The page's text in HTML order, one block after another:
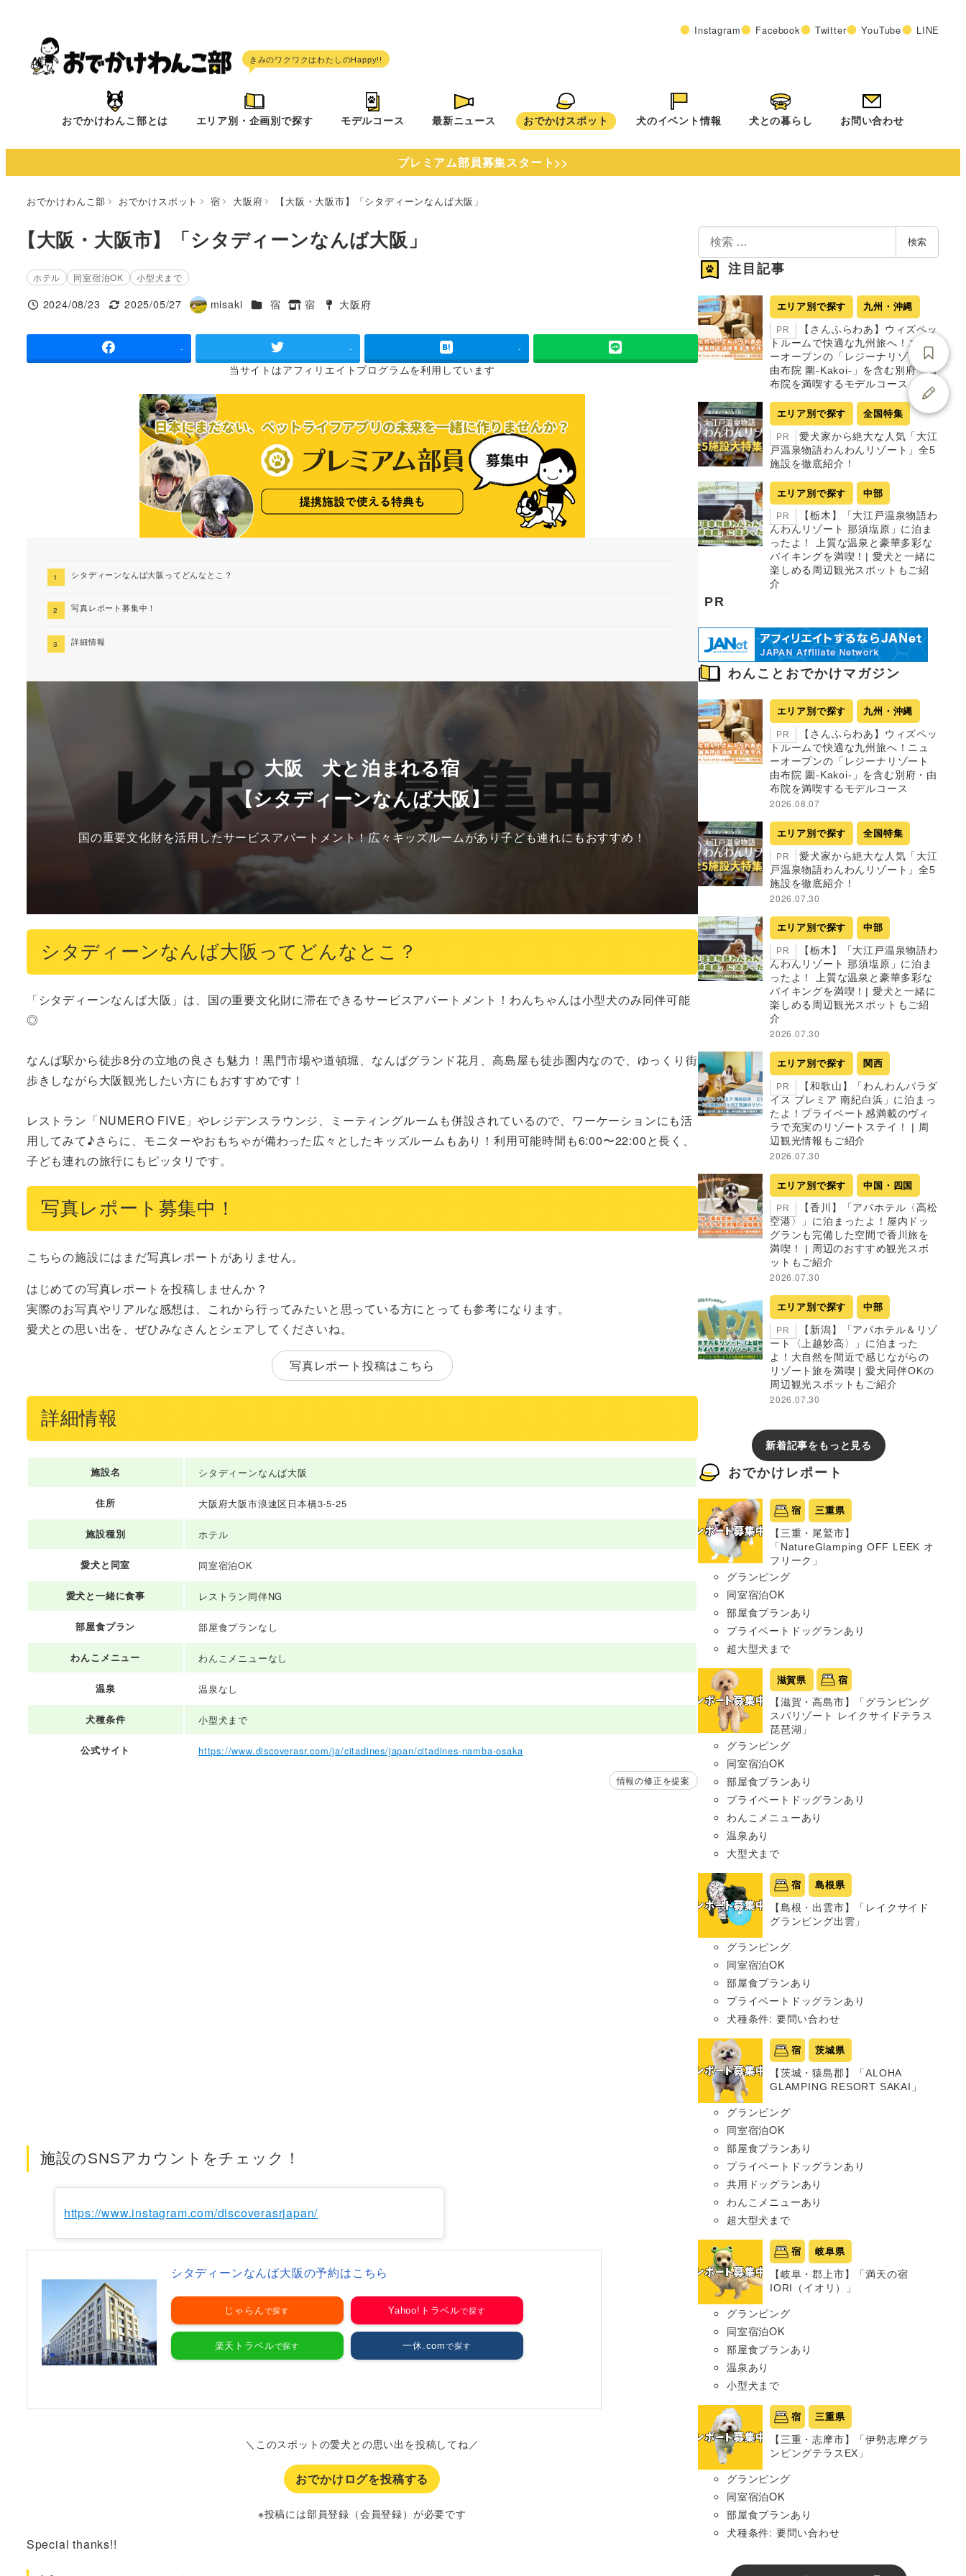
へ
Instagram Facebook Twitter YouTube LINE
おでかけわんこ部とは エリア別・企画別で探す モデルコース 最新ニュース おでかけスポット 犬のイベント情報 犬との暮らし お問い合わせ
プレミアム部員募集スタート>>
おでかけわんこ部 おでかけスポット 宿 大阪府 【大阪・大阪市】「シタディーンなんば大阪」
【大阪・大阪市】「シタディーンなんば大阪」
ホテル 同室宿泊OK 小型犬まで
投稿日
2024/08/23
更新日
2025/05/27
著
misaki 施設ジャンル
宿
タグ
宿
タグ
大阪府
- - -
当サイトはアフィリエイトプログラムを利用しています
シタディーンなんば大阪ってどんなとこ？
写真レポート募集中！
詳細情報
大阪 犬と泊まれる宿
【シタディーンなんば大阪】
国の重要文化財を活用したサービスアパートメント！広々キッズルームがあり子ども連れにもおすすめ！
シタディーンなんば大阪ってどんなとこ？
「シタディーンなんば大阪」は、国の重要文化財に滞在できるサービスアパートメント！わんちゃんは小型犬のみ同伴可能
◎
なんば駅から徒歩8分の立地の良さも魅力！黒門市場や道頓堀、なんばグランド花月、高島屋も徒歩圏内なので、ゆっくり街
歩きしながら大阪観光したい方にもおすすめです！
レストラン「NUMERO FIVE」やレジデンスラウンジ、ミーティングルームも併設されているので、ワーケーションにも活
用してみて♪さらに、モニターやおもちゃが備わった広々としたキッズルームもあり！利用可能時間も6:00〜22:00と長く、
子ども連れの旅行にもピッタリです。
写真レポート募集中！
こちらの施設にはまだ写真レポートがありません。
はじめての写真レポートを投稿しませんか？
実際のお写真やリアルな感想は、これから行ってみたいと思っている方にとっても参考になります。
愛犬との思い出を、ぜひみなさんとシェアしてくださいね。
写真レポート投稿はこちら
詳細情報
施設名 シタディーンなんば大阪
住所 大阪府大阪市浪速区日本橋3-5-25
施設種別 ホテル
愛犬と同室 同室宿泊OK
愛犬と一緒に食事 レストラン同伴NG
部屋食プラン 部屋食プランなし
わんこメニュー わんこメニューなし
温泉 温泉なし
犬種条件 小型犬まで
公式サイト https://www.discoverasr.com/ja/citadines/japan/citadines-namba-osaka
情報の修正を提案
施設のSNSアカウントをチェック！
https://www.instagram.com/discoverasrjapan/
シタディーンなんば大阪の予約はこちら
じゃらん Yahoo!トラベル
楽天トラベル 一休.com
＼このスポットの愛犬との思い出を投稿してね／
おでかけログを投稿する
※投稿には部員登録（会員登録）が必要です
Special thanks!!
検
索
検索
注目記事
エリア別で探す 九州・沖縄
PR
【さんふらわあ】ウィズペッ
トルームで快適な九州旅へ！ニュ
ーオープンの「レジーナリゾート
由布院 圍-Kakoi-」を含む別府・由
布院を満喫するモデルコース
エリア別で探す 全国特集
PR
愛犬家から絶大な人気「大江
戸温泉物語わんわんリゾート」全5
施設を徹底紹介！
エリア別で探す 中部
PR
【栃木】「大江戸温泉物語わ
んわんリゾート 那須塩原」に泊ま
ったよ！ 上質な温泉と豪華多彩な
バイキングを満喫！| 愛犬と一緒に
楽しめる周辺観光スポットもご紹
介
PR
わんことおでかけマガジン
エリア別で探す 九州・沖縄
PR
【さんふらわあ】ウィズペッ
トルームで快適な九州旅へ！ニュ
ーオープンの「レジーナリゾート
由布院 圍-Kakoi-」を含む別府・由
布院を満喫するモデルコース
2026.08.07
エリア別で探す 全国特集
PR
愛犬家から絶大な人気「大江
戸温泉物語わんわんリゾート」全5
施設を徹底紹介！
2026.07.30
エリア別で探す 中部
PR
【栃木】「大江戸温泉物語わ
んわんリゾート 那須塩原」に泊ま
ったよ！ 上質な温泉と豪華多彩な
バイキングを満喫！| 愛犬と一緒に
楽しめる周辺観光スポットもご紹
介
2026.07.30
エリア別で探す 関西
PR
【和歌山】「わんわんパラダ
イス プレミア 南紀白浜」に泊まっ
たよ！プライベート感満載のヴィ
ラで充実のリゾートステイ！ | 周
辺観光情報もご紹介
2026.07.30
エリア別で探す 中国・四国
PR
【香川】「アパホテル〈高松
空港〉」に泊まったよ！屋内ドッ
グランも完備した空間で香川旅を
満喫！ | 周辺のおすすめ観光スポ
ットもご紹介
2026.07.30
エリア別で探す 中部
PR
【新潟】「アパホテル＆リゾ
ート〈上越妙高〉」に泊まった
よ！大自然を間近で感じながらの
リゾート旅を満喫 | 愛犬同伴OKの
周辺観光スポットもご紹介
2026.07.30
新着記事をもっと見る
おでかけレポート
宿 三重県
【三重・尾鷲市】
「NatureGlamping OFF LEEK オ
フリーク」
グランピング
同室宿泊OK
部屋食プランあり
プライベートドッグランあり
超大型犬まで
滋賀県 宿
【滋賀・高島市】「グランピング
スパリゾート レイクサイドテラス
琵琶湖」
グランピング
同室宿泊OK
部屋食プランあり
プライベートドッグランあり
わんこメニューあり
温泉あり
大型犬まで
宿 島根県
【島根・出雲市】「レイクサイド
グランピング出雲」
グランピング
同室宿泊OK
部屋食プランあり
プライベートドッグランあり
犬種条件: 要問い合わせ
宿 茨城県
【茨城・猿島郡】「ALOHA
GLAMPING RESORT SAKAI」
グランピング
同室宿泊OK
部屋食プランあり
プライベートドッグランあり
共用ドッグランあり
わんこメニューあり
超大型犬まで
宿 岐阜県
【岐阜・郡上市】「満天の宿
IORI（イオリ）」
グランピング
同室宿泊OK
部屋食プランあり
温泉あり
小型犬まで
宿 三重県
【三重・志摩市】「伊勢志摩グラ
ンピングテラスEX」
グランピング
同室宿泊OK
部屋食プランあり
犬種条件: 要問い合わせ